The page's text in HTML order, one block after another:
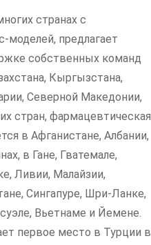
странах с
моделей, предлагает
собственных команд
Кыргызстана,
Северной Македонии,
стран, фармацевтическая
в Афганистане, Албании,
в Гане, Гватемале,
Ливии, Малайзии,
Сингапуре, Шри-Ланке,
Вьетнаме и Йемене.
первое место в Турции в